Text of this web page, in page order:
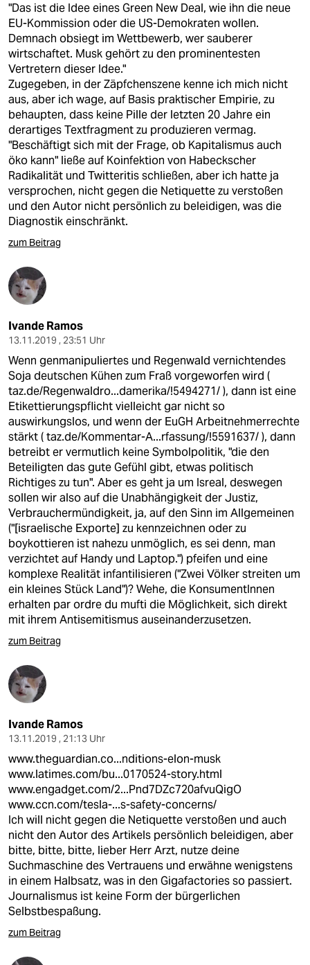
"Das ist die Idee eines Green New Deal, wie ihn die neue
EU-Kommission oder die US-Demokraten wollen.
Demnach obsiegt im Wettbewerb, wer sauberer
wirtschaftet. Musk gehört zu den prominentesten
Vertretern dieser Idee."
Zugegeben, in der Zäpfchenszene kenne ich mich nicht
aus, aber ich wage, auf Basis praktischer Empirie, zu
behaupten, dass keine Pille der letzten 20 Jahre ein
derartiges Textfragment zu produzieren vermag.
"Beschäftigt sich mit der Frage, ob Kapitalismus auch
öko kann" ließe auf Koinfektion von Habeckscher
Radikalität und Twitteritis schließen, aber ich hatte ja
versprochen, nicht gegen die Netiquette zu verstoßen
und den Autor nicht persönlich zu beleidigen, was die
Diagnostik einschränkt.
zum Beitrag
Ivande Ramos
13.11.2019 , 23:51 Uhr
Wenn genmanipuliertes und Regenwald vernichtendes
Soja deutschen Kühen zum Fraß vorgeworfen wird (
taz.de/Regenwaldro...damerika/!5494271/), dann ist eine
Etikettierungspflicht vielleicht gar nicht so
auswirkungslos, und wenn der EuGH Arbeitnehmerrechte
stärkt (taz.de/Kommentar-A...rfassung/!5591637/), dann
betreibt er vermutlich keine Symbolpolitik, "die den
Beteiligten das gute Gefühl gibt, etwas politisch
Richtiges zu tun". Aber es geht ja um Isreal, deswegen
sollen wir also auf die Unabhängigkeit der Justiz,
Verbrauchermündigkeit, ja, auf den Sinn im Allgemeinen
("[israelische Exporte] zu kennzeichnen oder zu
boykottieren ist nahezu unmöglich, es sei denn, man
verzichtet auf Handy und Laptop.") pfeifen und eine
komplexe Realität infantilisieren ("Zwei Völker streiten um
ein kleines Stück Land")? Wehe, die KonsumentInnen
erhalten par ordre du mufti die Möglichkeit, sich direkt
mit ihrem Antisemitismus auseinanderzusetzen.
zum Beitrag
Ivande Ramos
13.11.2019 , 21:13 Uhr
www.theguardian.co...nditions-elon-musk
www.latimes.com/bu...0170524-story.html
www.engadget.com/2...Pnd7DZc720afvuQigO
www.ccn.com/tesla-...s-safety-concerns/
Ich will nicht gegen die Netiquette verstoßen und auch
nicht den Autor des Artikels persönlich beleidigen, aber
bitte, bitte, bitte, lieber Herr Arzt, nutze deine
Suchmaschine des Vertrauens und erwähne wenigstens
in einem Halbsatz, was in den Gigafactories so passiert.
Journalismus ist keine Form der bürgerlichen
Selbstbespaßung.
zum Beitrag